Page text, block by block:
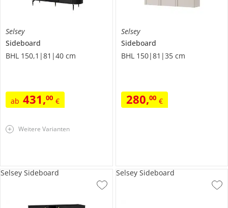
Selsey
Sideboard
BHL 150,1|81|40 cm
ab 431,00 €
Weitere Varianten
Selsey
Sideboard
BHL 150|81|35 cm
280,00 €
Selsey Sideboard Selsey Sideboard